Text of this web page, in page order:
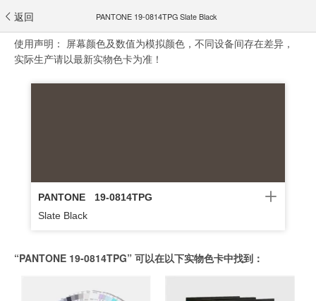
返回 PANTONE 19-0814TPG Slate Black
使用声明： 屏幕颜色及数值为模拟颜色，不同设备间存在差异，
实际生产请以最新实物色卡为准！
PANTONE
19-0814TPG
Slate Black
“PANTONE 19-0814TPG” 可以在以下实物色卡中找到：